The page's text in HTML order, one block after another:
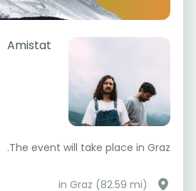
Amistat
The event will take place in Graz.